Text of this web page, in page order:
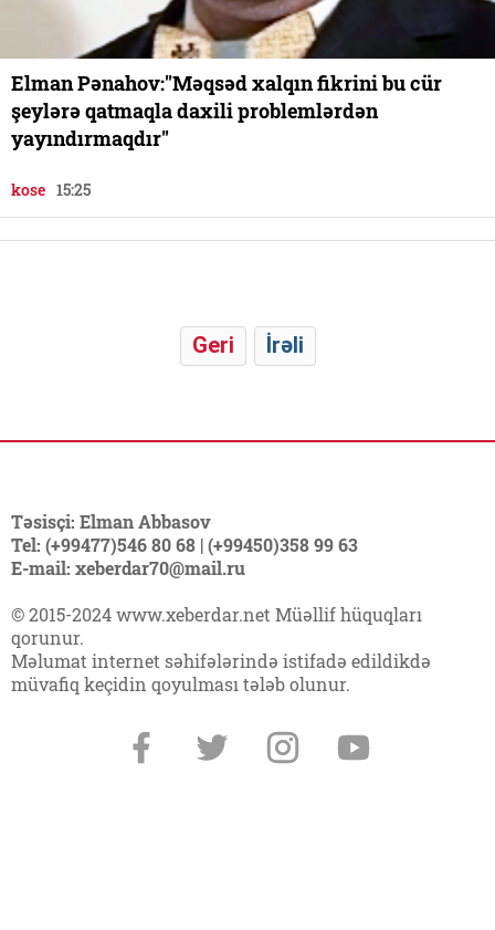
Elman Pənahov:"Məqsəd xalqın fikrini bu cür
şeylərə qatmaqla daxili problemlərdən
yayındırmaqdır"
kose 15:25
Geri İrəli
Təsisçi: Elman Abbasov
Tel: (+99477)546 80 68 | (+99450)358 99 63
E-mail: xeberdar70@mail.ru
© 2015-2024 www.xeberdar.net Müəllif hüquqları
qorunur.
Məlumat internet səhifələrində istifadə edildikdə
müvafiq keçidin qoyulması tələb olunur.